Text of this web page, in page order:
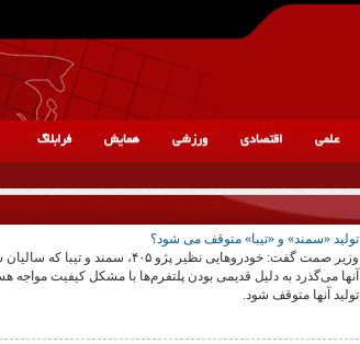
علمی اقتصادی ورزشی همایش فرابلاگ
تولید «سمند» و «تیبا» متوقف می شود؟
وزیر صمت گفت: خودروهایی نظیر پژو ۴۰۵، سمند و
آنها می‌گذرد به دلیل قدیمی بودن پلتفرم‌ها با مشکل کیفیت مواجه
تولید آنها متوقف شود.